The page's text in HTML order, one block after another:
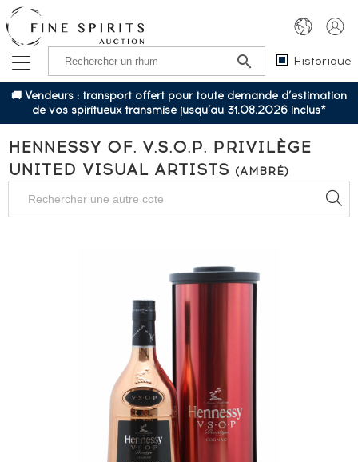
Historique
🚚 Vendeurs : transport offert pour toute demande d’estimation
de vos spiritueux transmise jusqu’au 31.08.2026 inclus*
HENNESSY OF. V.S.O.P. PRIVILÈGE
UNITED VISUAL ARTISTS (AMBRÉ)